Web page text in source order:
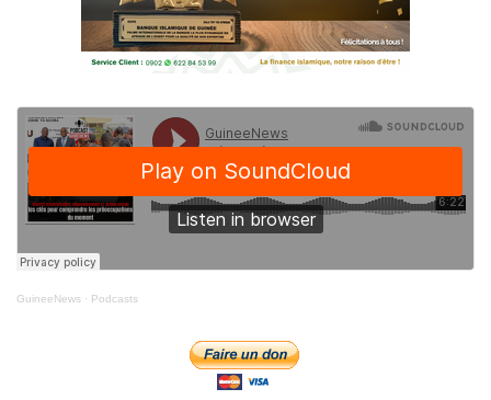
GuineeNews · Podcasts